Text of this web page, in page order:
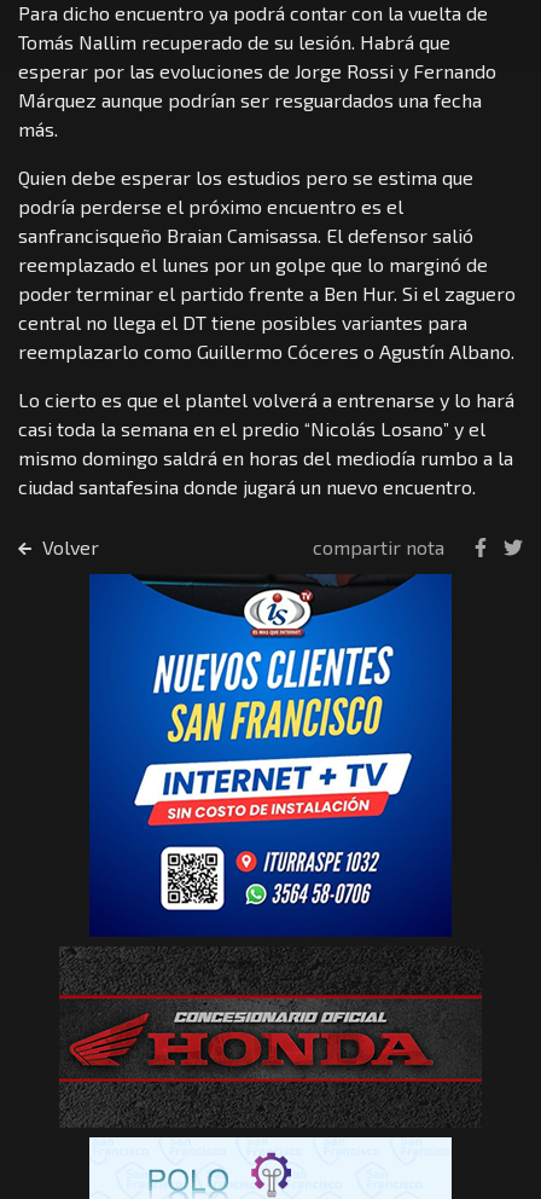
Para dicho encuentro ya podrá contar con la vuelta de
Tomás Nallim recuperado de su lesión. Habrá que
esperar por las evoluciones de Jorge Rossi y Fernando
Márquez aunque podrían ser resguardados una fecha
más.
Quien debe esperar los estudios pero se estima que
podría perderse el próximo encuentro es el
sanfrancisqueño Braian Camisassa. El defensor salió
reemplazado el lunes por un golpe que lo marginó de
poder terminar el partido frente a Ben Hur. Si el zaguero
central no llega el DT tiene posibles variantes para
reemplazarlo como Guillermo Cóceres o Agustín Albano.
Lo cierto es que el plantel volverá a entrenarse y lo hará
casi toda la semana en el predio “Nicolás Losano” y el
mismo domingo saldrá en horas del mediodía rumbo a la
ciudad santafesina donde jugará un nuevo encuentro.
Volver compartir nota